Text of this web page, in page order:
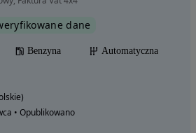
dane
Benzyna
Automatyczna
• Opublikowano